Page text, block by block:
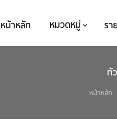
หน้าหลัก หมวดหมู่ รา
ทั
หน้าหลัก